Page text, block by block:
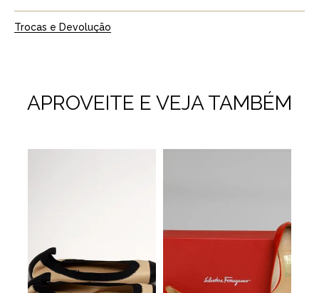
Trocas e Devolução
APROVEITE E VEJA TAMBÉM